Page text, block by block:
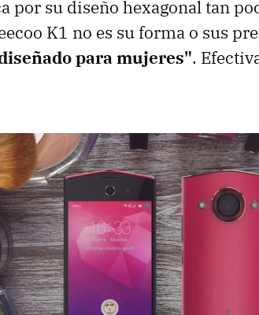
por su diseño hexagonal tan
K1 no es su forma o sus
para mujeres".